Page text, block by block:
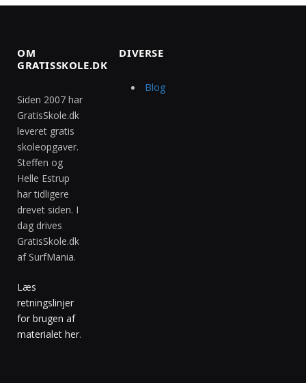
OM
GRATISSKOLE.DK
Siden 2007 har
GratisSkole.dk
leveret gratis
skoleopgaver.
Steffen og
Helle Estrup
har tidligere
drevet siden. I
dag drives
GratisSkole.dk
af SurfMania.
Læs
retningslinjer
for brugen af
materialet her.
DIVERSE
Blog